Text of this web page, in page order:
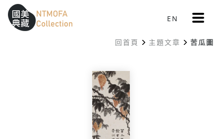
跳到中間主要內容區
網站導覽
::: EN 更
多
單
回首頁 主題文章 苦瓜圖